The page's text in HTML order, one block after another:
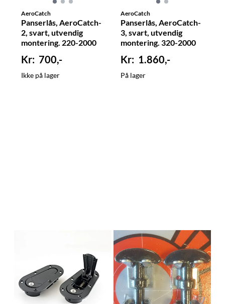
AeroCatch
Panserlås, AeroCatch-
2, svart, utvendig
montering. 220-2000
700,-
Ikke på lager
AeroCatch
Panserlås, AeroCatch-
3, svart, utvendig
montering. 320-2000
1.860,-
På lager